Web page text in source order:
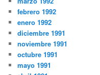
febrero 1992
enero 1992
diciembre 1991
noviembre 1991
octubre 1991
mayo 1991